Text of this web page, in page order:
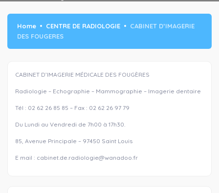
Home CENTRE DE RADIOLOGIE
CABINET D’IMAGERIE
DES FOUGERES
CABINET D’IMAGERIE MÉDICALE DES FOUGÈRES
Radiologie – Echographie – Mammographie – Imagerie dentaire
Tél : 02 62 26 85 85 – Fax : 02 62 26 97 79
Du Lundi au Vendredi de 7h00 à 17h30.
85, Avenue Principale – 97450 Saint Louis
E mail : cabinet.de.radiologie@wanadoo.fr